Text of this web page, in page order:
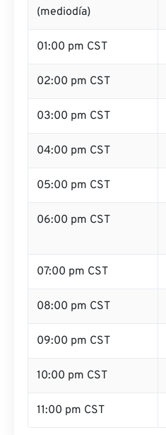
(mediodía)
01:00 pm CST
02:00 pm CST
03:00 pm CST
04:00 pm CST
05:00 pm CST
06:00 pm CST
07:00 pm CST
08:00 pm CST
09:00 pm CST
10:00 pm CST
11:00 pm CST